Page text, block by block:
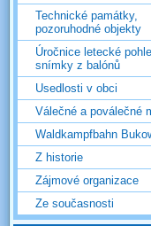
Technické památky,
pozoruhodné objekty
Úročnice letecké
snímky z balónů
Usedlosti v obci
Válečné a poválečné
Waldkampfbahn
Z historie
Zájmové organizace
Ze současnosti